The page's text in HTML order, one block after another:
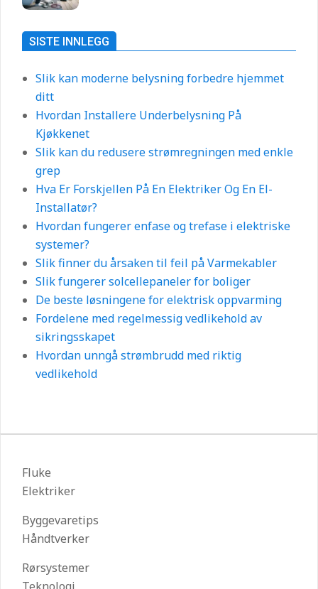
SISTE INNLEGG
Slik kan moderne belysning forbedre hjemmet
ditt
Hvordan Installere Underbelysning På
Kjøkkenet
Slik kan du redusere strømregningen med enkle
grep
Hva Er Forskjellen På En Elektriker Og En El-
Installatør?
Hvordan fungerer enfase og trefase i elektriske
systemer?
Slik finner du årsaken til feil på Varmekabler
Slik fungerer solcellepaneler for boliger
De beste løsningene for elektrisk oppvarming
Fordelene med regelmessig vedlikehold av
sikringsskapet
Hvordan unngå strømbrudd med riktig
vedlikehold
Fluke
Elektriker
Byggevaretips
Håndtverker
Rørsystemer